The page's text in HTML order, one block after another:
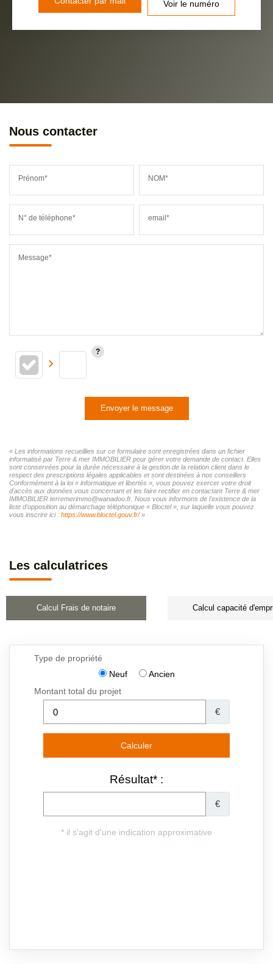
Voir le numéro
Nous contacter
Prénom* NOM*
N° de téléphone* email*
Message*
Envoyer le message
« Les informations recueillies sur ce formulaire sont enregistrées dans un fichier
informatisé par Terre & mer IMMOBILIER pour gérer votre demande de contact. Elles
sont conservées pour la durée nécessaire à la gestion de la relation client dans le
respect des prescriptions légales applicables et sont destinées à nos conseillers
Conformément à la loi « informatique et libertés », vous pouvez exercer votre droit
d'accès aux données vous concernant et les faire rectifier en contactant Terre & mer
IMMOBILIER terremerimmo@wanadoo.fr. Nous vous informons de l'existence de la
liste d'opposition au démarchage téléphonique « Bloctel », sur laquelle vous pouvez
vous inscrire ici : https://www.bloctel.gouv.fr/»
Les calculatrices
Calcul Frais de notaire Calcul capacité